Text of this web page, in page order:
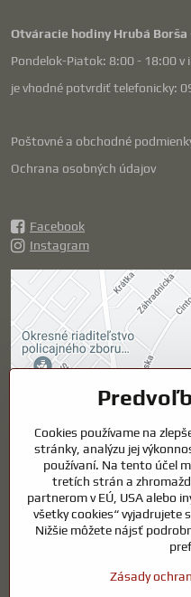
Otváracie hodiny Hrubá Borša
Pondelok-Piatok: 8:00 - 18:00 v
je vhodné potvrdiť telefonicky:
Poštovné a obchodné
Ochrana osobných údajov
Facebook
Instagram
Externý obsah je
blokovaný Voľbami
súkromia
Prajete si načítať externý
Povoliť tentokrát
Povoliť a zapamätať -
súhlas s druhom
Funkčné
Otvoriť obsah v novom
Cookies používame na
stránky, analýzu jej
používaní. Na tento účel
tretích strán a
partnerom v EÚ, USA alebo
všetky cookies“ vyjadrujete
Nižšie môžete nájsť
Zásady